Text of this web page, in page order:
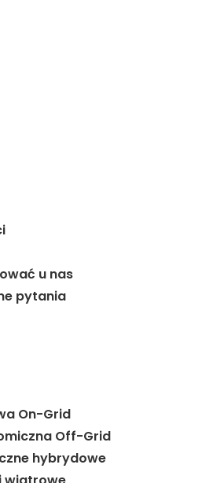
u nas
pytania
On-Grid
Off-Grid
hybrydowe